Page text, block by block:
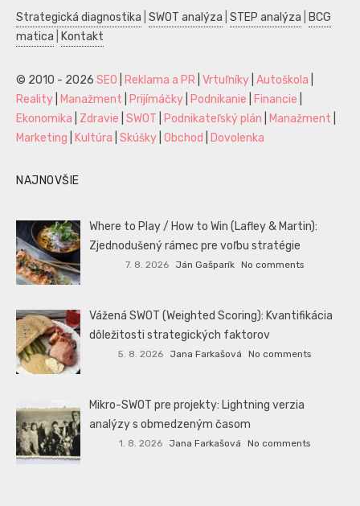
Strategická diagnostika SWOT analýza STEP analýza
BCG
matica
Kontakt
© 2010 - 2026 SEO Reklama a PR Vrtuľníky Autoškola
Reality
Manažment Prijímáčky Podnikanie Financie
Ekonomika
Zdravie SWOT Podnikateľský plán Manažment
Marketing
Kultúra Skúšky Obchod Dovolenka
NAJNOVŠIE
Where to Play / How to Win (Lafley & Martin):
Zjednodušený rámec pre voľbu stratégie
7. 8. 2026 Ján Gašparík No comments
Vážená SWOT (Weighted Scoring): Kvantifikácia
dôležitosti strategických faktorov
5. 8. 2026 Jana Farkašová No comments
Mikro-SWOT pre projekty: Lightning verzia
analýzy s obmedzeným časom
1. 8. 2026 Jana Farkašová No comments